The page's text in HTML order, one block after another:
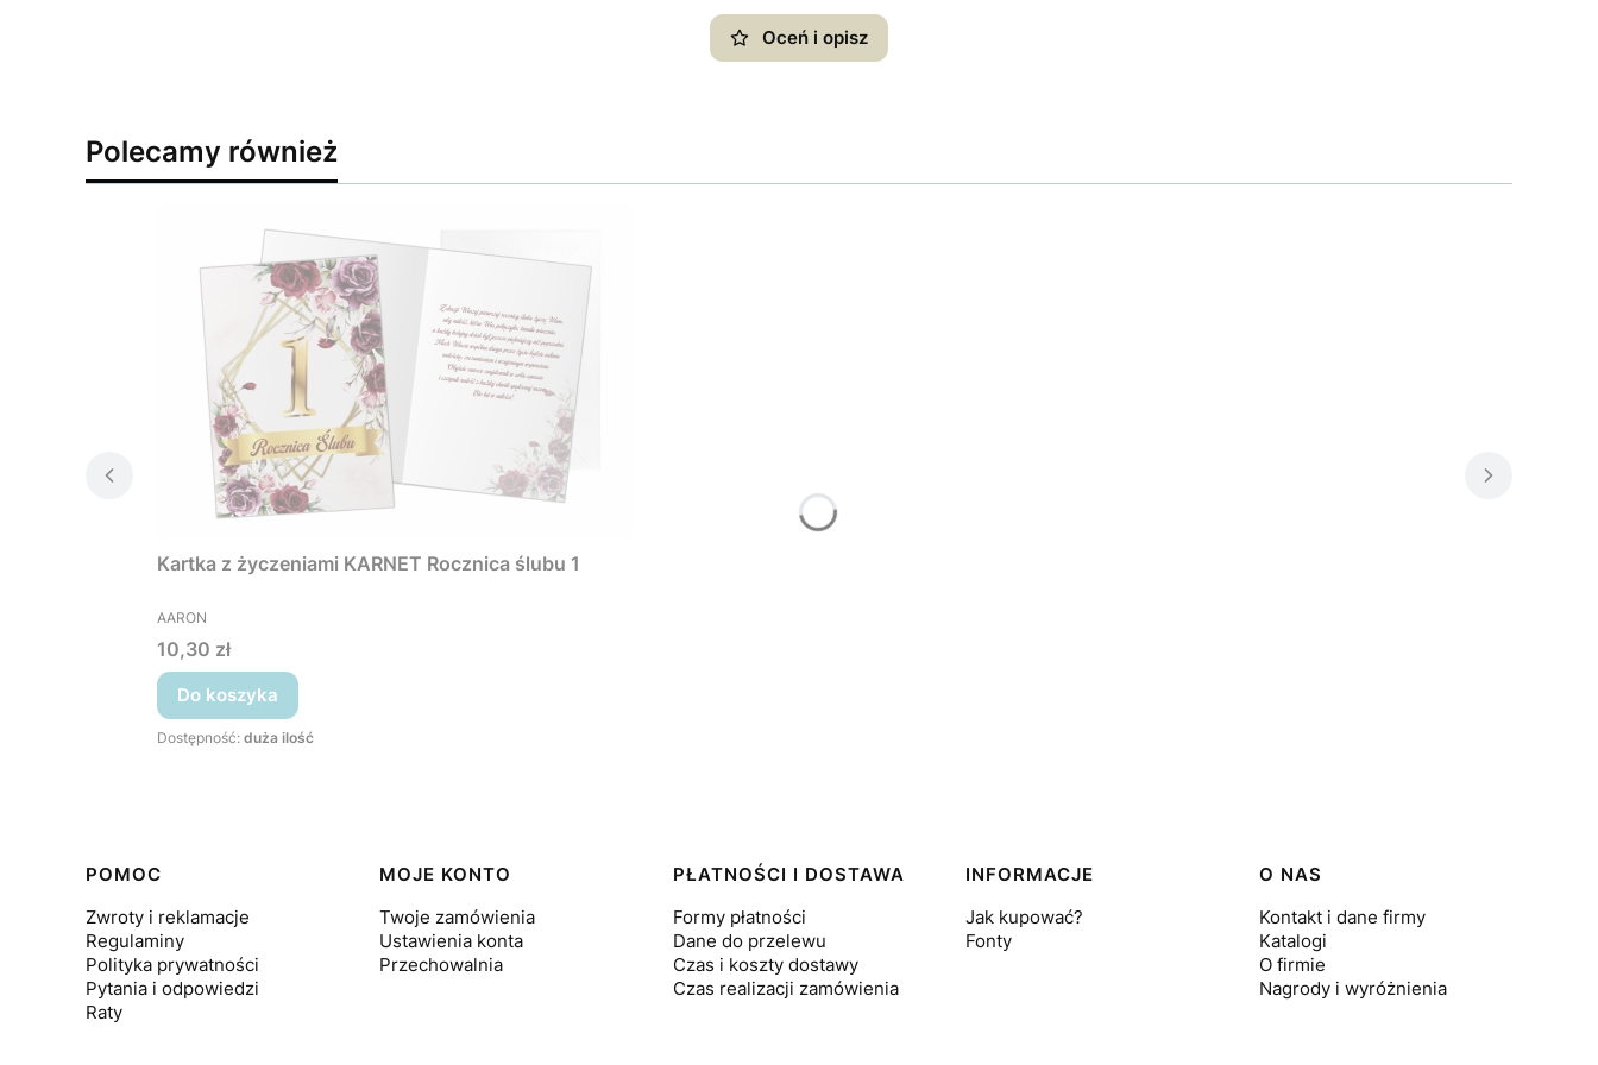
Oceń i opisz
Polecamy również
Kartka z życzeniami KARNET Rocznica ślubu 1
PRODUCENT
AARON
Cena
10,30 zł
Do koszyka
Dostępność: duża ilość
Linki w stopce
POMOC
Zwroty i reklamacje
Regulaminy
Polityka prywatności
Pytania i odpowiedzi
Raty
MOJE KONTO
Twoje zamówienia
Ustawienia konta
Przechowalnia
PŁATNOŚCI I DOSTAWA
Formy płatności
Dane do przelewu
Czas i koszty dostawy
Czas realizacji zamówienia
INFORMACJE
Jak kupować?
Fonty
O NAS
Kontakt i dane firmy
Katalogi
O firmie
Nagrody i wyróżnienia